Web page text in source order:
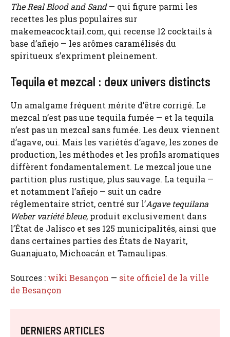
The Real Blood and Sand— qui figure parmi les
recettes les plus populaires sur
makemeacocktail.com, qui recense 12 cocktails à
base d’añejo — les arômes caramélisés du
spiritueux s’expriment pleinement.
Tequila et mezcal : deux univers distincts
Un amalgame fréquent mérite d’être corrigé. Le
mezcal n’est pas une tequila fumée — et la tequila
n’est pas un mezcal sans fumée. Les deux viennent
d’agave, oui. Mais les variétés d’agave, les zones de
production, les méthodes et les profils aromatiques
diffèrent fondamentalement. Le mezcal joue une
partition plus rustique, plus sauvage. La tequila —
et notamment l’añejo — suit un cadre
réglementaire strict, centré sur l’Agave tequilana
Weber variété bleue, produit exclusivement dans
l’État de Jalisco et ses 125 municipalités, ainsi que
dans certaines parties des États de Nayarit,
Guanajuato, Michoacán et Tamaulipas.
Sources : wiki Besançon — site officiel de la ville
de Besançon
DERNIERS ARTICLES